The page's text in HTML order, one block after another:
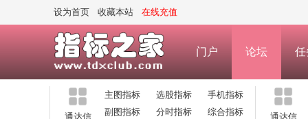
设为首页 收藏本站 在线充值
门户 论坛 任
通达信
主图指标 选股指标
手机指标
副图指标
分时指标 综合指标 通达信